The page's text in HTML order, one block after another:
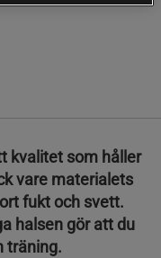
kvalitet som håller
vare materialets
fukt och svett.
halsen gör att du
träning.